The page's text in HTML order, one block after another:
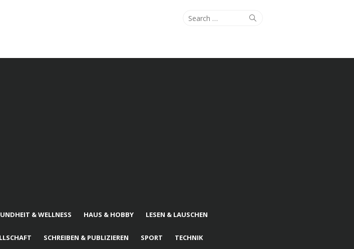
Search
Search
& WELLNESS HAUS & HOBBY LESEN & LAUSCHEN
SCHREIBEN & PUBLIZIEREN SPORT TECHNIK